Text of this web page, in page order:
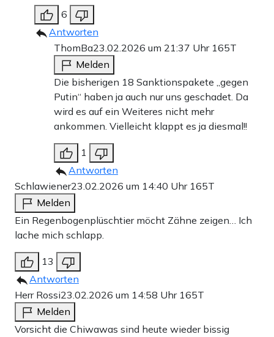
6
Antworten
ThomBa23.02.2026 um 21:37 Uhr 165T
Melden
Die bisherigen 18 Sanktionspakete „gegen
Putin“ haben ja auch nur uns geschadet. Da
wird es auf ein Weiteres nicht mehr
ankommen. Vielleicht klappt es ja diesmal!!
1
Antworten
Schlawiener23.02.2026 um 14:40 Uhr 165T
Melden
Ein Regenbogenplüschtier möcht Zähne zeigen… Ich
lache mich schlapp.
13
Antworten
Herr Rossi23.02.2026 um 14:58 Uhr 165T
Melden
Vorsicht die Chiwawas sind heute wieder bissig